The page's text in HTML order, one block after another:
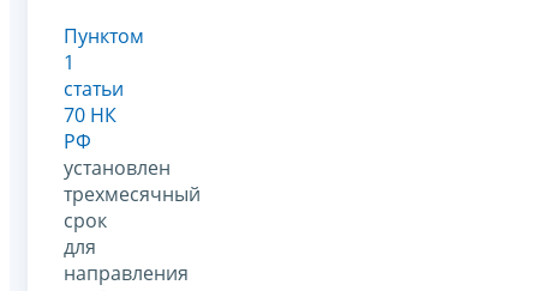
Пунктом
1
статьи
70 НК
РФ
установлен
трехмесячный
срок
для
направления